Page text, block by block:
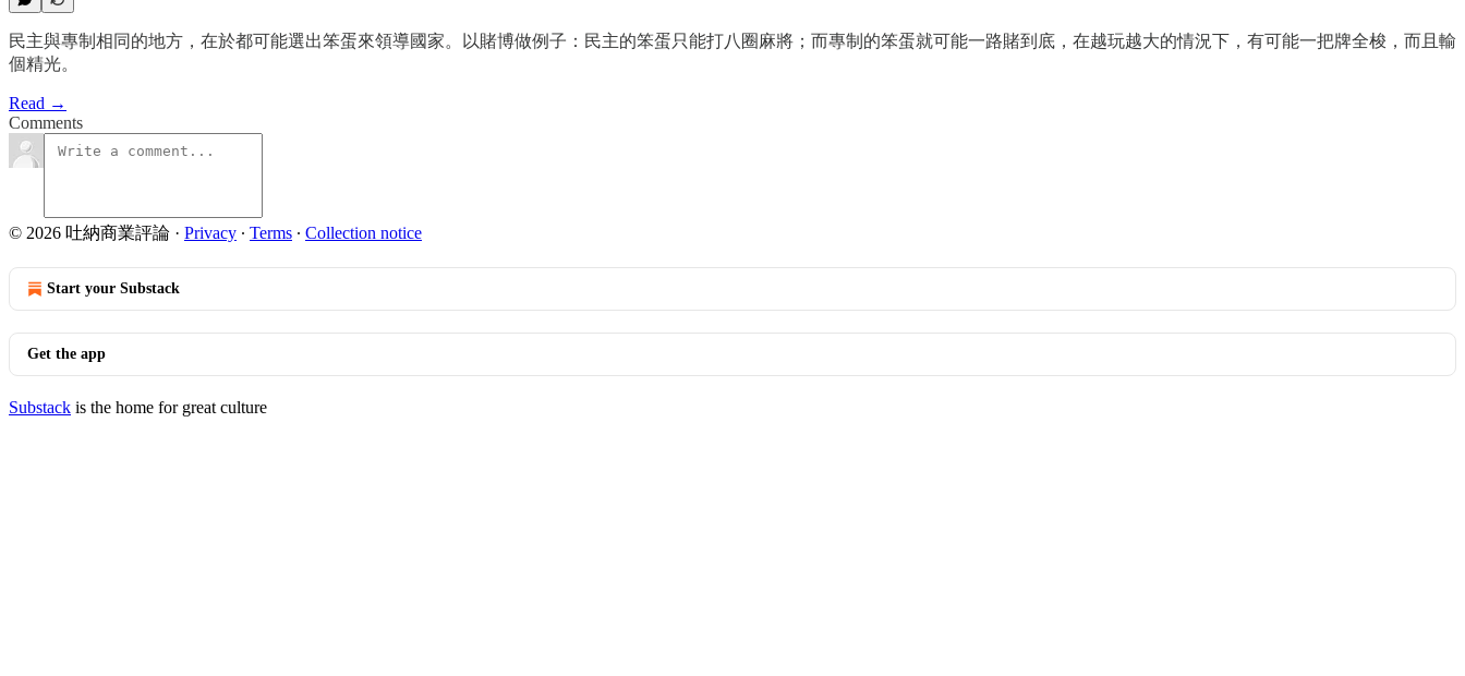
民主與專制相同的地方，在於都可能選出笨蛋來領導國家。以賭博做例子：民主的笨蛋只能打八圈麻將；而專制的笨蛋就可能一路賭到底，在越玩越大的情況下，有可能一把牌全梭，而且輸
個精光。
Read →
Comments
© 2026 吐納商業評論 · Privacy ∙ Terms ∙ Collection notice
Start your Substack
Get the app
Substack is the home for great culture